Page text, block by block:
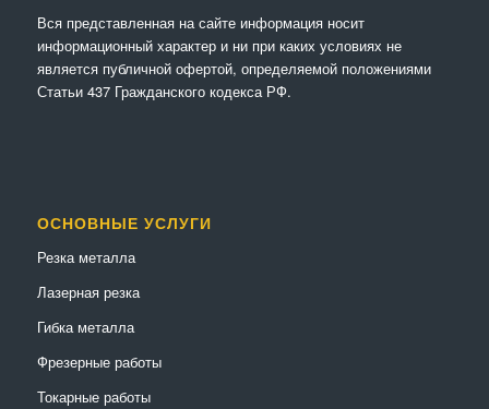
Вся представленная на сайте информация носит
информационный характер и ни при каких условиях не
является публичной офертой, определяемой положениями
Статьи 437 Гражданского кодекса РФ.
ОСНОВНЫЕ УСЛУГИ
Резка металла
Лазерная резка
Гибка металла
Фрезерные работы
Токарные работы